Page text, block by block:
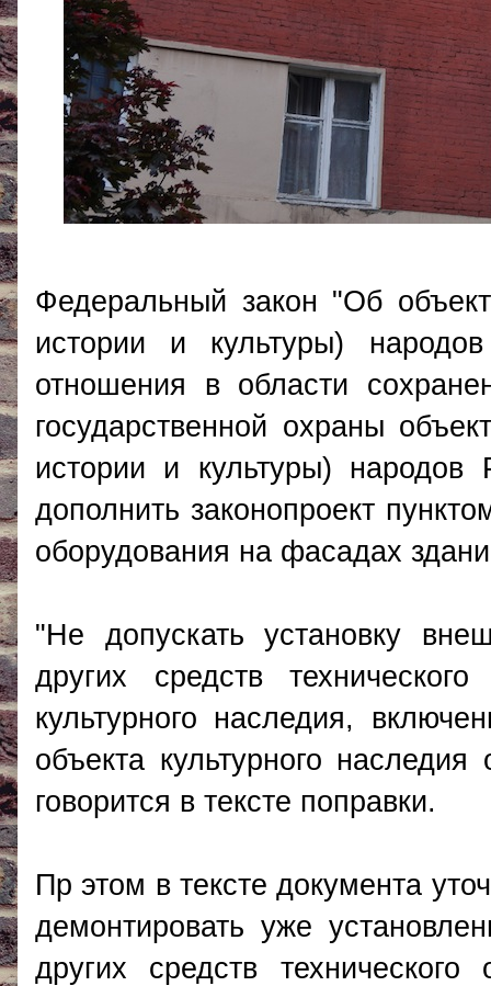
Федеральный закон "Об
истории и культуры)
отношения в области
государственной охраны
истории и культуры)
дополнить законопроект
оборудования на фасадах
"Не допускать установку
других средств
культурного наследия,
объекта культурного
говорится в тексте поправки.
Пр этом в тексте документа
демонтировать уже
других средств